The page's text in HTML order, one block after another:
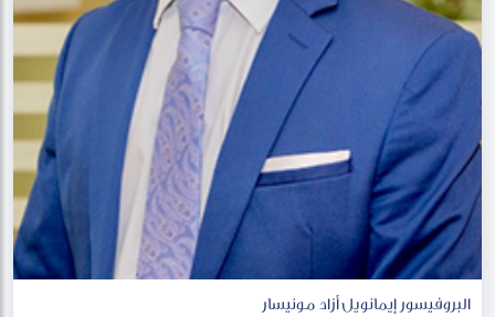
البروفيسور إيمانويل أزاد مونيسار